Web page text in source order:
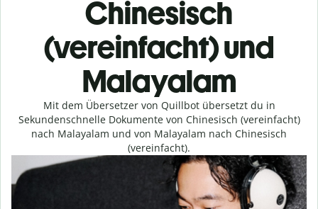
Chinesisch
(vereinfacht) und
Malayalam
Mit dem Übersetzer von Quillbot übersetzt du in
Sekundenschnelle Dokumente von Chinesisch (vereinfacht)
nach Malayalam und von Malayalam nach Chinesisch
(vereinfacht).